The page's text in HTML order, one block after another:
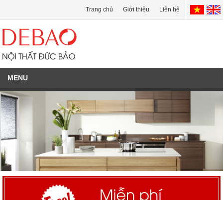
Trang chủ Giới thiệu Liên hệ
MENU